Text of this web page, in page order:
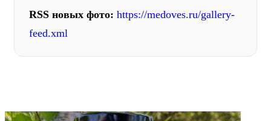
RSS новых фото: https://medoves.ru/gallery-
feed.xml